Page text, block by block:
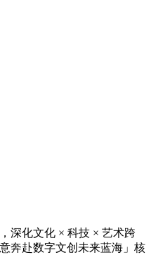
深化文化 × 科技 × 艺术跨
奔赴数字文创未来蓝海」核